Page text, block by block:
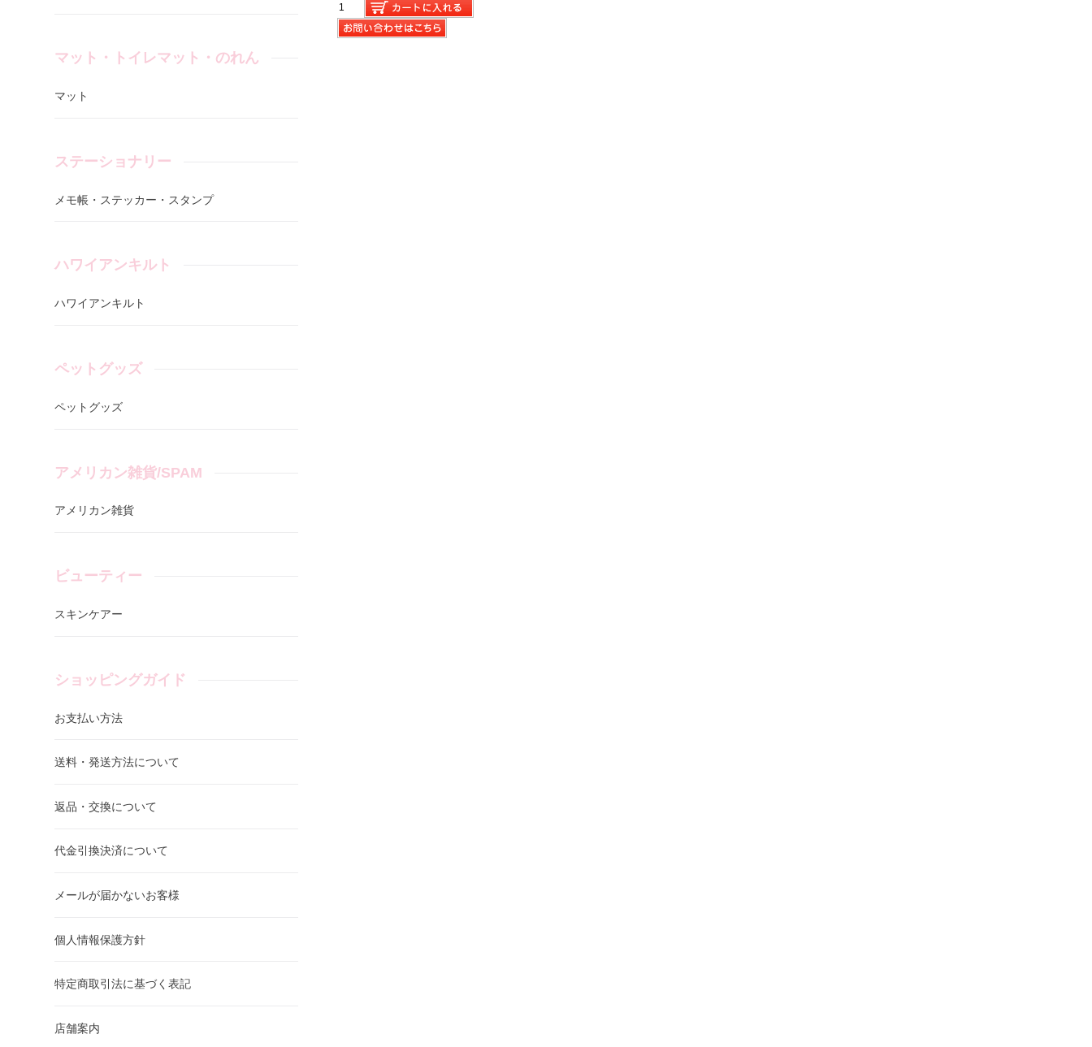
マット・トイレマット・のれん
マット
ステーショナリー
メモ帳・ステッカー・スタンプ
ハワイアンキルト
ハワイアンキルト
ペットグッズ
ペットグッズ
アメリカン雑貨/SPAM
アメリカン雑貨
ビューティー
スキンケアー
ショッピングガイド
お支払い方法
送料・発送方法について
返品・交換について
代金引換決済について
メールが届かないお客様
個人情報保護方針
特定商取引法に基づく表記
店舗案内